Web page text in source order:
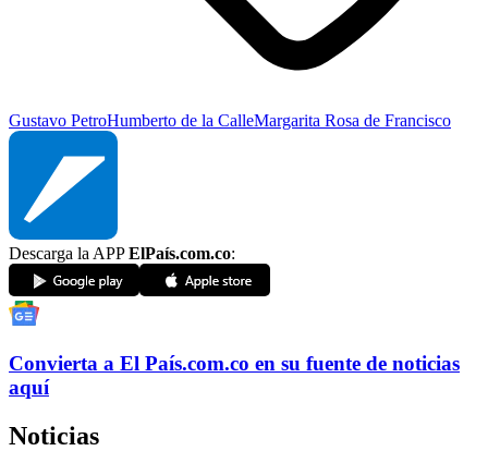
Gustavo PetroHumberto de la CalleMargarita Rosa de Francisco
Descarga la APPElPaís.com.co:
Convierta a El País.com.co en su fuente de noticias
aquí
Noticias